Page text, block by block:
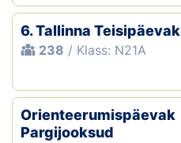
6. Tallinna Teisipäevak
238 / Klass: N21A
Orienteerumispäevak
Pargijooksud